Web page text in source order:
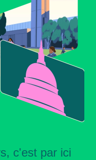
c'est par ici